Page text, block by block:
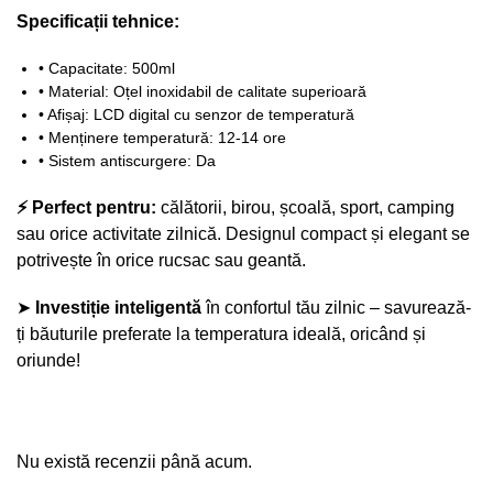
Specificații tehnice:
• Capacitate: 500ml
• Material: Oțel inoxidabil de calitate superioară
• Afișaj: LCD digital cu senzor de temperatură
• Menținere temperatură: 12-14 ore
• Sistem antiscurgere: Da
⚡ Perfect pentru: călătorii, birou, școală, sport, camping
sau orice activitate zilnică. Designul compact și elegant se
potrivește în orice rucsac sau geantă.
➤ Investiție inteligentăîn confortul tău zilnic – savurează-
ți băuturile preferate la temperatura ideală, oricând și
oriunde!
Nu există recenzii până acum.